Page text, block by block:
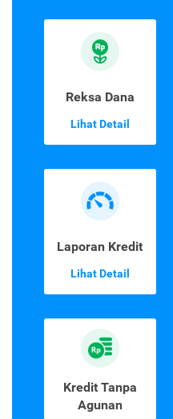
Reksa Dana
Lihat Detail
Laporan Kredit
Lihat Detail
Kredit Tanpa
Agunan